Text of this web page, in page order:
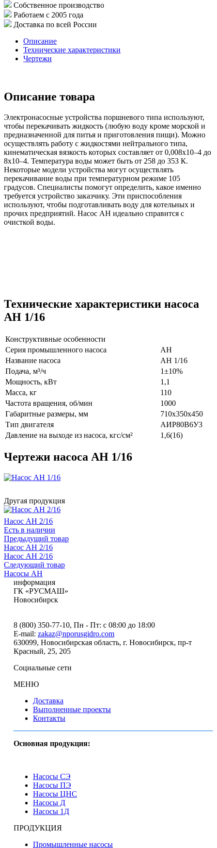
Собственное производство
Работаем с 2005 года
Доставка по всей России
Описание
Технические характеристики
Чертежи
Описание товара
Электронасосные устройства поршневого типа используют,
чтобы перекачивать жидкость (любую воду кроме морской и
предназначенной для питья и приготовления пищи). Можно
осуществлять работу с жидкостями нейтрального типа,
кинематическая вязкость которых составляет от 0,008х10–4 до
8х10–4. Температура воды может быть от 258 до 353 К.
Некоторые модели устройства могут осуществлять
перекачивание воды при температурном режиме 105
градусов. Специалисты помогут определить, какое именно
требуется устройство заказчику. Эти приспособления
используют, чтобы подготавливать воду для котельных и
прочих предприятий. Насос АН идеально справится с
очисткой воды.
Технические характеристики насоса
АН 1/16
Конструктивные особенности
Серия промышленного насоса
АН
Название насоса
АН 1/16
Подача, м³/ч
1±10%
Мощность, кВт
1,1
Масса, кг
110
Частота вращения, об/мин
1000
Габаритные размеры, мм
710x350x450
Тип двигателя
АИР80В6У3
Давление на выходе из насоса, кгс/см²
1,6(16)
Чертежи насоса АН 1/16
Другая продукция
Насос АН 2/16
Есть в наличии
Предыдущий товар
Насос АН 2/16
Насос АН 2/16
Следующий товар
Насосы АН
информация
ГК «РУСМАШ»
Новосибирск
8 (800) 350-77-10, Пн - Пт: с 08:00 до 18:00
E-mail: zakaz@nporusgidro.com
630099, Новосибирская область, г. Новосибирск, пр-т
Красный, 25, 205
Социальные сети
МЕНЮ
Доставка
Выполненные проекты
Контакты
Основная продукция:
Насосы СЭ
Насосы ПЭ
Насосы ЦНС
Насосы Д
Насосы 1Д
ПРОДУКЦИЯ
Промышленные насосы